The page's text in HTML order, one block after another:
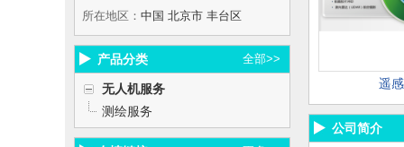
所在地区： 中国 北京市 丰台区
产品分类 全部>>
无人机服务
测绘服务
遥
公司简介